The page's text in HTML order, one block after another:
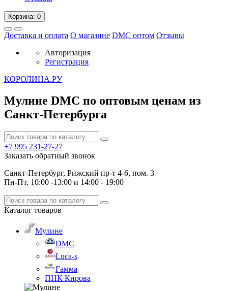
Корзина: 0
Доставка и оплата О магазине DMC оптом Отзывы
Авторизация
Регистрация
КОРОЛИНА.РУ
Мулине DMC по оптовым ценам из
Санкт-Петербурга
+7 995 231-27-27
Заказать обратный звонок
Санкт-Петербург, Рижский пр-т 4-6, пом. 3
Пн-Пт, 10:00 -13:00 и 14:00 - 19:00
Каталог товаров
Мулине
DMC
Luca-s
Гамма
ПНК Кирова